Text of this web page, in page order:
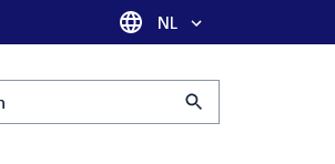
Taal selectie
NL